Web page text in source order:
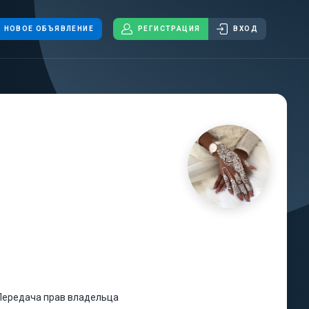
НОВОЕ ОБЪЯВЛЕНИЕ РЕГИСТРАЦИЯ ВХОД
прав владельца